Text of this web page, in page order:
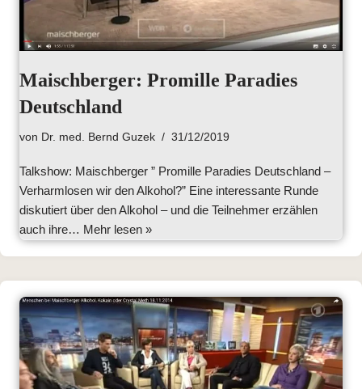
Maischberger: Promille Paradies
Deutschland
von Dr. med. Bernd Guzek 31/12/2019
Talkshow: Maischberger ” Promille Paradies Deutschland –
Verharmlosen wir den Alkohol?” Eine interessante Runde
diskutiert über den Alkohol – und die Teilnehmer erzählen
auch ihre… Mehr lesen »